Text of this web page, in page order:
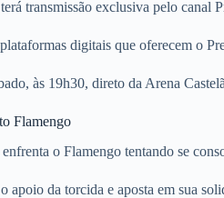
transmissão exclusiva pelo
digitais que oferecem o
às 19h30, direto da Arena
Flamengo
o Flamengo tentando se
apoio da torcida e aposta em sua